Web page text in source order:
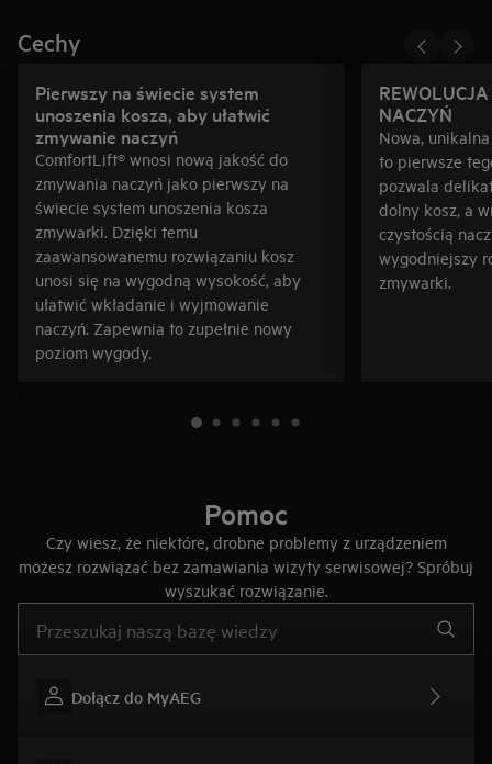
Cechy
Pierwszy na świecie system
unoszenia kosza, aby ułatwić
zmywanie naczyń
ComfortLift® wnosi nową jakość do
zmywania naczyń jako pierwszy na
świecie system unoszenia kosza
zmywarki. Dzięki temu
zaawansowanemu rozwiązaniu kosz
unosi się na wygodną wysokość, aby
ułatwić wkładanie i wyjmowanie
naczyń. Zapewnia to zupełnie nowy
poziom wygody.
NACZYŃ
Nowa,
to pierwsze
pozwala
dolny kosz, a
czystością
wygodniejszy
zmywarki.
Pomoc
Czy wiesz, że niektóre, drobne problemy z urządzeniem
możesz rozwiązać bez zamawiania wizyty serwisowej? Spróbuj
wyszukać rozwiązanie.
Dołącz do MyAEG